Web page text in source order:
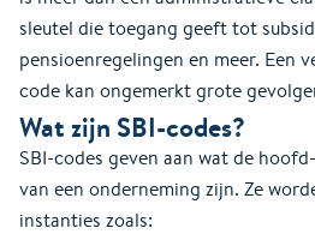
sleutel die toegang geeft tot
pensioenregelingen en meer. Een
code kan ongemerkt grote
Wat zijn SBI-codes?
SBI-codes geven aan wat de
van een onderneming zijn. Ze
instanties zoals: